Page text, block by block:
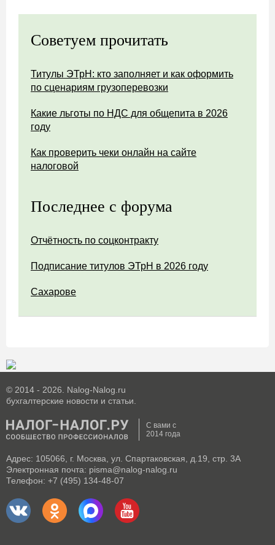
Советуем прочитать
Титулы ЭТрН: кто заполняет и как оформить
по сценариям грузоперевозки
Какие льготы по НДС для общепита в 2026
году
Как проверить чеки онлайн на сайте
налоговой
Последнее с форума
Отчётность по соцконтракту
Подписание титулов ЭТрН в 2026 году
Сахарове
© 2014 - 2026. Nalog-Nalog.ru
бухгалтерские новости и статьи.
С вами с
2014 года
Адрес: 105066, г. Москва, ул. Спартаковская, д.19, стр. 3А
Электронная почта: pisma@nalog-nalog.ru
Телефон: +7 (495) 134-48-07